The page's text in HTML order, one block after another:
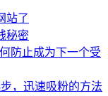
站了
秘密
防止成为下一个受
，迅速吸粉的方法